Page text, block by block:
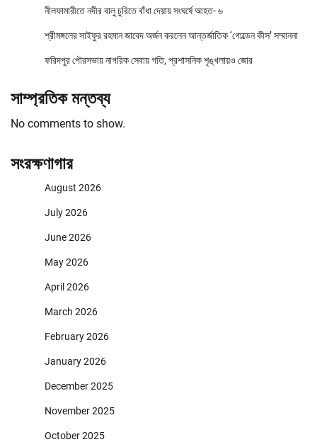
নীলফামারীতে নদীর বালু চুরিতে বাঁধা দেয়ায় সংঘর্ষে আহত- ৬
শ্রীমঙ্গলের সাইফুর রহমান জাবেদ অর্জন করলেন আন্তর্জাতিক ‘গোল্ডেন কীস’ সম্মাননা
ফরিদপুর পৌরসভায় নাগরিক সেবায় গতি, প্রশাসনিক শৃঙ্খলায়ও জোর
সাম্প্রতিক মন্তব্য
No comments to show.
সংরক্ষণাগার
August 2026
July 2026
June 2026
May 2026
April 2026
March 2026
February 2026
January 2026
December 2025
November 2025
October 2025